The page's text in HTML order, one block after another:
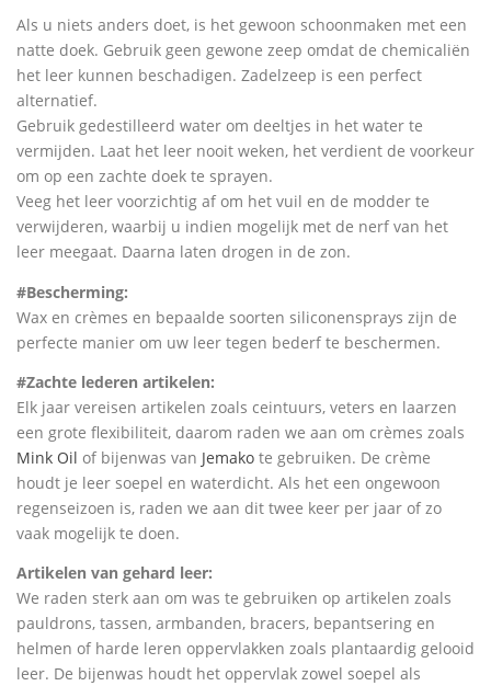
Als u niets anders doet, is het gewoon schoonmaken met een
natte doek. Gebruik geen gewone zeep omdat de chemicaliën
het leer kunnen beschadigen. Zadelzeep is een perfect
alternatief.
Gebruik gedestilleerd water om deeltjes in het water te
vermijden. Laat het leer nooit weken, het verdient de voorkeur
om op een zachte doek te sprayen.
Veeg het leer voorzichtig af om het vuil en de modder te
verwijderen, waarbij u indien mogelijk met de nerf van het
leer meegaat. Daarna laten drogen in de zon.
#Bescherming:
Wax en crèmes en bepaalde soorten siliconensprays zijn de
perfecte manier om uw leer tegen bederf te beschermen.
#Zachte lederen artikelen:
Elk jaar vereisen artikelen zoals ceintuurs, veters en laarzen
een grote flexibiliteit, daarom raden we aan om crèmes zoals
Mink Oil of bijenwas van Jemako te gebruiken. De crème
houdt je leer soepel en waterdicht. Als het een ongewoon
regenseizoen is, raden we aan dit twee keer per jaar of zo
vaak mogelijk te doen.
Artikelen van gehard leer:
We raden sterk aan om was te gebruiken op artikelen zoals
pauldrons, tassen, armbanden, bracers, bepantsering en
helmen of harde leren oppervlakken zoals plantaardig gelooid
leer. De bijenwas houdt het oppervlak zowel soepel als